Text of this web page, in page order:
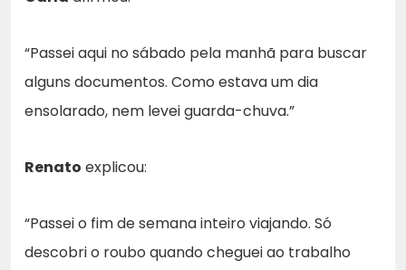
“Passei aqui no sábado pela manhã para buscar
alguns documentos. Como estava um dia
ensolarado, nem levei guarda-chuva.”
Renato explicou:
“Passei o fim de semana inteiro viajando. Só
descobri o roubo quando cheguei ao trabalho